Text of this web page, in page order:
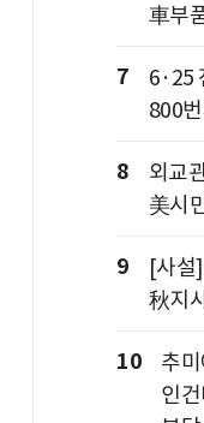
車부
7
6·25
800
8
외교
美시
9
[사설
秋지
10
추
인